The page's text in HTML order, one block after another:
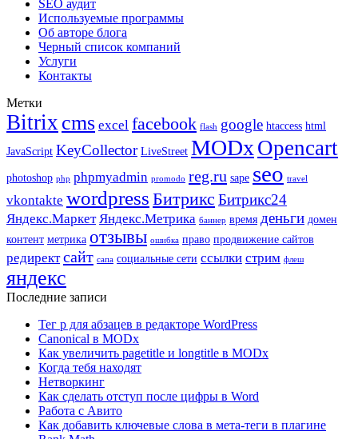
SEO аудит
Используемые программы
Об авторе блога
Черный список компаний
Услуги
Контакты
Метки
Bitrix cms excel facebook flash google htaccess html
JavaScript KeyCollector LiveStreet MODx Opencart
photoshop php phpmyadmin promodo reg.ru sape seo travel
vkontakte wordpress Битрикс Битрикс24
Яндекс.Маркет Яндекс.Метрика баннер время деньги домен
контент метрика отзывы ошибка право продвижение сайтов
редирект сайт сапа социальные сети ссылки стрим флеш
яндекс
Последние записи
Тег p для абзацев в редакторе WordPress
Canonical в MODx
Как увеличить pagetitle и longtitle в MODx
Когда тебя находят
Нетворкинг
Как сделать отступ после цифры в Word
Работа с Авито
Как добавить ключевые слова в мета-теги в плагине